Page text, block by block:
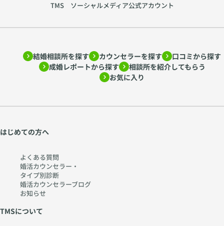
TMS ソーシャルメディア公式アカウント
結婚相談所を探す カウンセラーを探す
口コミから探す
成婚レポートから探す
相談所を紹介してもらう
お気に入り
はじめての方へ
よくある質問
婚活カウンセラー・
タイプ別診断
婚活カウンセラーブログ
お知らせ
TMSについて